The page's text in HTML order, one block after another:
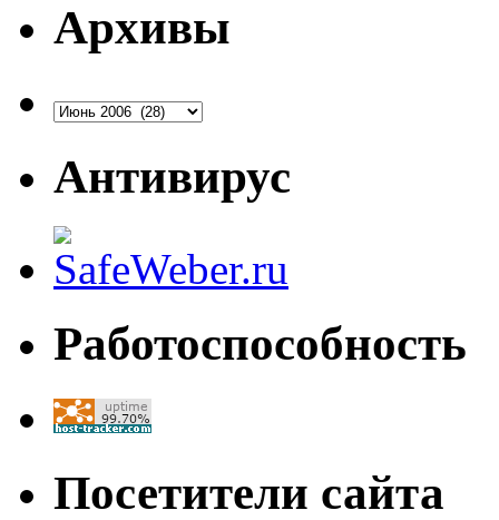
Архивы
Антивирус
Работоспособность
Посетители сайта